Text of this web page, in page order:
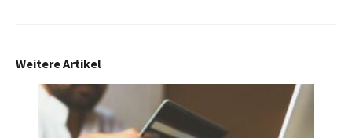
Weitere Artikel